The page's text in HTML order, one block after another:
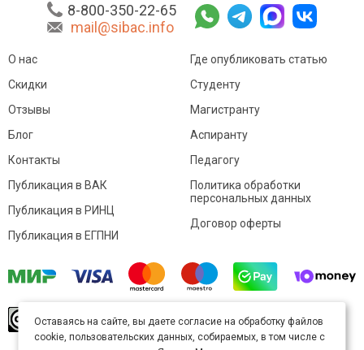
8-800-350-22-65
mail@sibac.info
О нас
Скидки
Отзывы
Блог
Контакты
Где опубликовать статью
Студенту
Магистранту
Аспиранту
Педагогу
Публикация в ВАК
Публикация в РИНЦ
Публикация в ЕГПНИ
Политика обработки
персональных данных
Договор оферты
произведение доступно полицензии Creative
Commons «Attribution» («Атрибуция») 4.0
Оставаясь на сайте, вы даете согласие на обработку файлов
cookie, пользовательских данных, собираемых, в том числе с